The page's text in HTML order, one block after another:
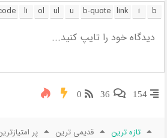
154
36
0
تازه ترین قدیمی ترین پر